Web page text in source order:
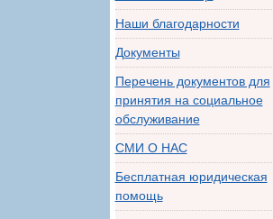
Наши благодарности
Документы
Перечень документов для
принятия на социальное
обслуживание
СМИ О НАС
Бесплатная юридическая
помощь